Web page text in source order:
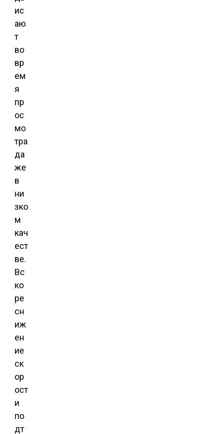
ис
аю
т
во
вр
ем
я
пр
ос
мо
тра
да
же
в
ни
зко
м
кач
ест
ве.
Вс
ко
ре
сн
иж
ен
ие
ск
ор
ост
и
по
дт